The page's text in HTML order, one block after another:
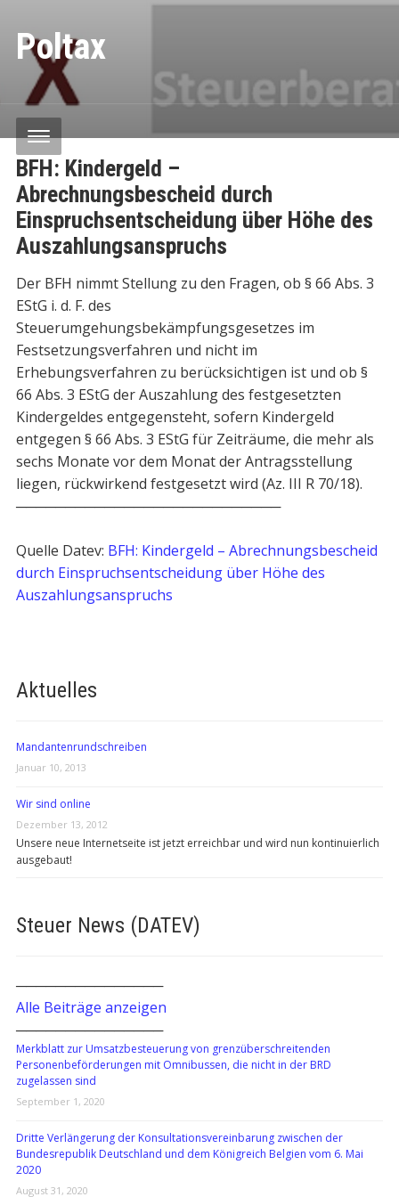
Poltax
Aktuelles
Mandantenrundschreiben
Januar 10, 2013
Wir sind online
Dezember 13, 2012
Unsere neue Internetseite ist jetzt erreichbar und wird nun kontinuierlich
ausgebaut!
BFH: Kindergeld –
Abrechnungsbescheid durch
Einspruchsentscheidung über Höhe des
Auszahlungsanspruchs
Der BFH nimmt Stellung zu den Fragen, ob § 66 Abs. 3
EStG i. d. F. des
Steuerumgehungsbekämpfungsgesetzes im
Festsetzungsverfahren und nicht im
Erhebungsverfahren zu berücksichtigen ist und ob §
66 Abs. 3 EStG der Auszahlung des festgesetzten
Kindergeldes entgegensteht, sofern Kindergeld
entgegen § 66 Abs. 3 EStG für Zeiträume, die mehr als
sechs Monate vor dem Monat der Antragsstellung
liegen, rückwirkend festgesetzt wird (Az. III R 70/18).
───────────────────────────
Quelle Datev: BFH: Kindergeld – Abrechnungsbescheid
durch Einspruchsentscheidung über Höhe des
Auszahlungsanspruchs
Steuer News (DATEV)
───────────────
Alle Beiträge anzeigen
───────────────
Merkblatt zur Umsatzbesteuerung von grenzüberschreitenden
Personenbeförderungen mit Omnibussen, die nicht in der BRD
zugelassen sind
September 1, 2020
Dritte Verlängerung der Konsultationsvereinbarung zwischen der
Bundesrepublik Deutschland und dem Königreich Belgien vom 6. Mai
2020
August 31, 2020